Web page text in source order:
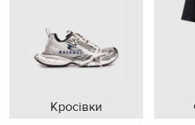
Кросівки